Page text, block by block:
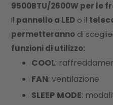
9500BTU/2600W per le
Il pannello a LED o il
permetteranno di
funzioni di utilizzo:
COOL:
FAN: ventilazione
SLEEP MODE: